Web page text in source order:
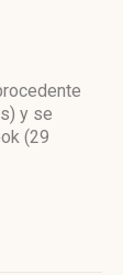
y se
(29